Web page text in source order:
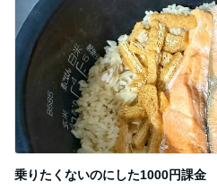
乗りたくないのにした1000円課金